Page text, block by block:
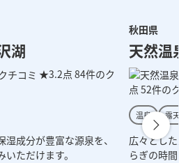
客室（イ
湖
★3.2点 84件のク
成分が豊富な源泉を、
ただけます。
秋田県
天然
点 52件の
温泉 露
広々とし
らぎの時